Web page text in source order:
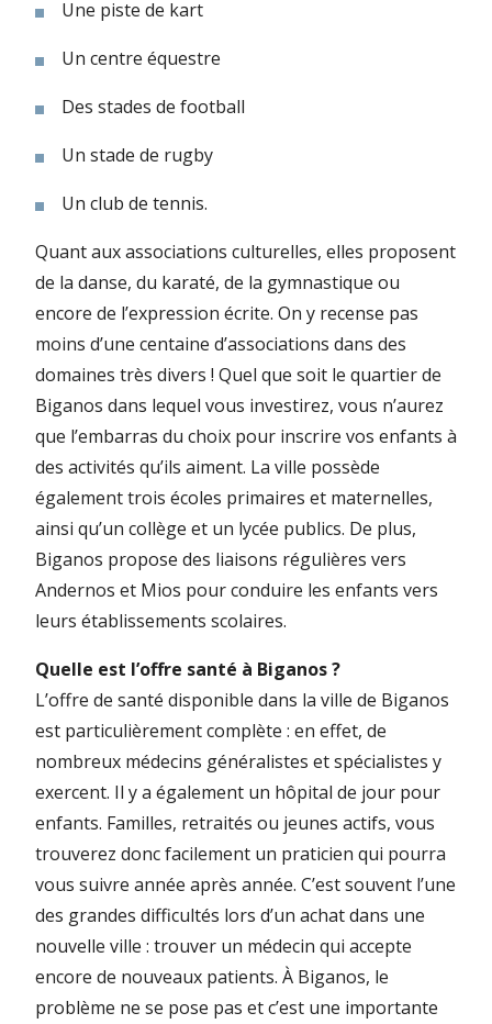
Une piste de kart
Un centre équestre
Des stades de football
Un stade de rugby
Un club de tennis.
Quant aux associations culturelles, elles proposent
de la danse, du karaté, de la gymnastique ou
encore de l’expression écrite. On y recense pas
moins d’une centaine d’associations dans des
domaines très divers ! Quel que soit le quartier de
Biganos dans lequel vous investirez, vous n’aurez
que l’embarras du choix pour inscrire vos enfants à
des activités qu’ils aiment. La ville possède
également trois écoles primaires et maternelles,
ainsi qu’un collège et un lycée publics. De plus,
Biganos propose des liaisons régulières vers
Andernos et Mios pour conduire les enfants vers
leurs établissements scolaires.
Quelle est l’offre santé à Biganos ?
L’offre de santé disponible dans la ville de Biganos
est particulièrement complète : en effet, de
nombreux médecins généralistes et spécialistes y
exercent. Il y a également un hôpital de jour pour
enfants. Familles, retraités ou jeunes actifs, vous
trouverez donc facilement un praticien qui pourra
vous suivre année après année. C’est souvent l’une
des grandes difficultés lors d’un achat dans une
nouvelle ville : trouver un médecin qui accepte
encore de nouveaux patients. À Biganos, le
problème ne se pose pas et c’est une importante